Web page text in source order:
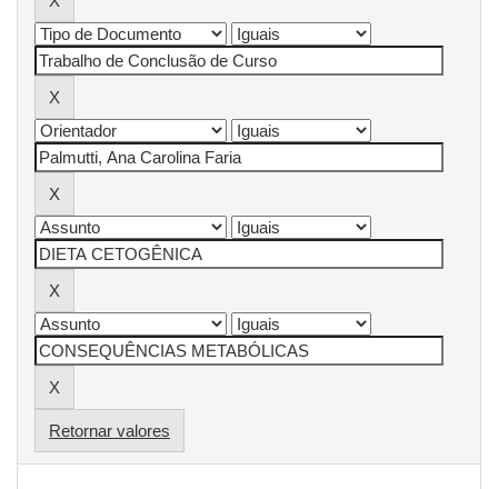
Retornar valores